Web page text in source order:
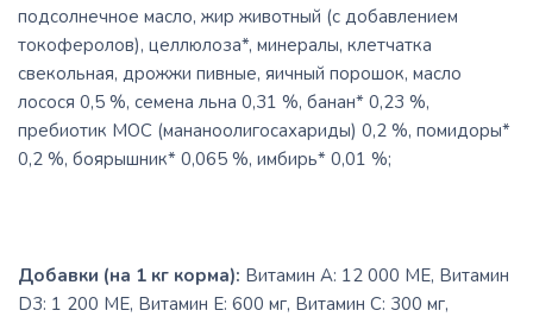
подсолнечное масло, жир животный (с добавлением
токоферолов), целлюлоза*, минералы, клетчатка
свекольная, дрожжи пивные, яичный порошок, масло
лосося 0,5 %, семена льна 0,31 %, банан* 0,23 %,
пребиотик МОС (мананоолигосахариды) 0,2 %, помидоры*
0,2 %, боярышник* 0,065 %, имбирь* 0,01 %;
Добавки (на 1 кг корма): Витамин А: 12 000 МЕ, Витамин
D3: 1 200 МЕ, Витамин Е: 600 мг, Витамин С: 300 мг,